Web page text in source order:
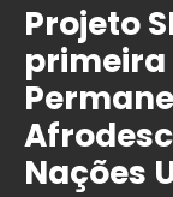
Projeto
primeira
Nações